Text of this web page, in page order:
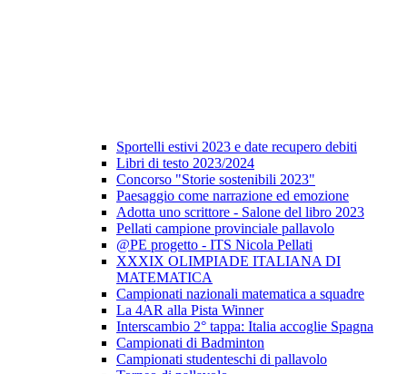
Sportelli estivi 2023 e date recupero debiti
Libri di testo 2023/2024
Concorso "Storie sostenibili 2023"
Paesaggio come narrazione ed emozione
Adotta uno scrittore - Salone del libro 2023
Pellati campione provinciale pallavolo
@PE progetto - ITS Nicola Pellati
XXXIX OLIMPIADE ITALIANA DI
MATEMATICA
Campionati nazionali matematica a squadre
La 4AR alla Pista Winner
Interscambio 2° tappa: Italia accoglie Spagna
Campionati di Badminton
Campionati studenteschi di pallavolo